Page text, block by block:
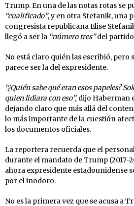
Trump. En una de las notas rotas se
“cualificado”, y en otra Stefanik, una
congresista republicana Elise
llegó a ser la “número tres”del
No está claro quién las escribió, pero
parece ser la del expresidente.
“¿Quién sabe qué eran esos papeles?
quien lidiara con eso”, dijo Haberman
dejando claro que más allá del
lo más importante de la cuestión
los documentos oficiales.
La reportera recuerda que el
durante el mandato de Trump (2017-
ahora expresidente estadounidense
por el inodoro.
No es la primera vez que se acusa a